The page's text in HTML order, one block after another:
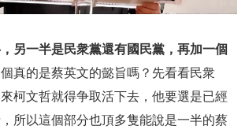
另一半是民衆黨還有國民黨，再加一個
真的是蔡英文的懿旨嗎？先看看民衆
柯文哲就得争取活下去，他要選是已經
所以這個部分也頂多隻能說是一半的蔡